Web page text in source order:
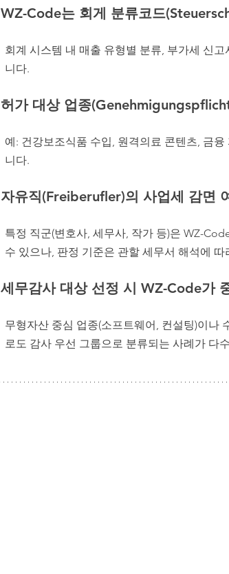
WZ-Code는 회게 분류코드
회계 시스템 내 매출 유형별 분류, 부가세 신
니다.
허가 대상 업종
예: 건강보조식품 수입, 원격의료 콘텐츠, 금
니다.
자유직(Freiberufler)의 사업세 감면
특정 직군(변호사, 세무사, 작가 등)은 WZ-
수 있으나, 판정 기준은 관할 세무서 해석에 따
세무감사 대상 선정 시 WZ-Code가
무형자산 중심 업종(소프트웨어, 컨설팅)이나
로도 감사 우선 그룹으로 분류되는 사례가 다